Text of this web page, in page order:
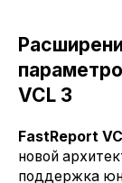
VCL 3
FastReport
новой
поддержка